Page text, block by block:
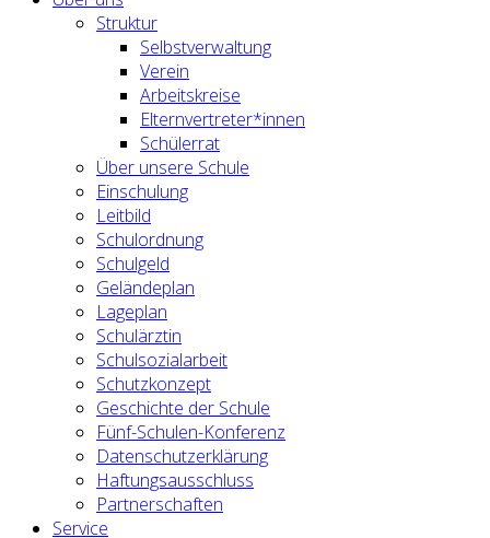
Struktur
Selbstverwaltung
Verein
Arbeitskreise
Elternvertreter*innen
Schülerrat
Über unsere Schule
Einschulung
Leitbild
Schulordnung
Schulgeld
Geländeplan
Lageplan
Schulärztin
Schulsozialarbeit
Schutzkonzept
Geschichte der Schule
Fünf-Schulen-Konferenz
Datenschutzerklärung
Haftungsausschluss
Partnerschaften
Service